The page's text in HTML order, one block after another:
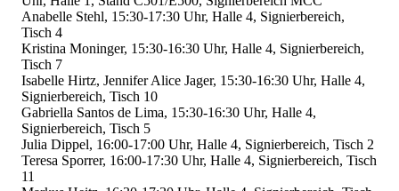
Anabelle Stehl, 15:30-17:30 Uhr, Halle 4, Signierbereich,
Tisch 4
Kristina Moninger, 15:30-16:30 Uhr, Halle 4, Signierbereich,
Tisch 7
Isabelle Hirtz, Jennifer Alice Jager, 15:30-16:30 Uhr, Halle 4,
Signierbereich, Tisch 10
Gabriella Santos de Lima, 15:30-16:30 Uhr, Halle 4,
Signierbereich, Tisch 5
Julia Dippel, 16:00-17:00 Uhr, Halle 4, Signierbereich, Tisch 2
Teresa Sporrer, 16:00-17:30 Uhr, Halle 4, Signierbereich, Tisch
11